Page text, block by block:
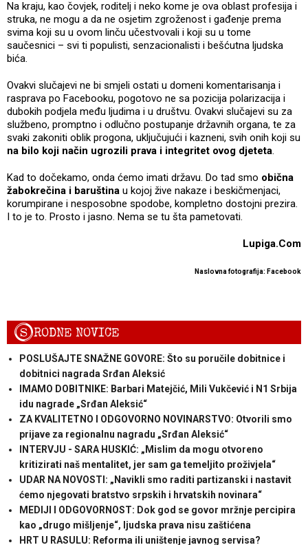
Na kraju, kao čovjek, roditelj i neko kome je ova oblast profesija i
struka, ne mogu a da ne osjetim zgroženost i gađenje prema
svima koji su u ovom linču učestvovali i koji su u tome
saučesnici – svi ti populisti, senzacionalisti i bešćutna ljudska
bića.
Ovakvi slučajevi ne bi smjeli ostati u domeni komentarisanja i
rasprava po Facebooku, pogotovo ne sa pozicija polarizacija i
dubokih podjela među ljudima i u društvu. Ovakvi slučajevi su za
službeno, promptno i odlučno postupanje državnih organa, te za
svaki zakoniti oblik progona, uključujući i kazneni, svih onih koji su
na bilo koji način ugrozili prava i integritet ovog djeteta.
Kad to dočekamo, onda ćemo imati državu. Do tad smo obična
žabokrečina i baruština u kojoj žive nakaze i beskičmenjaci,
korumpirane i nesposobne spodobe, kompletno dostojni prezira.
I to je to. Prosto i jasno. Nema se tu šta pametovati.
Lupiga.Com
Naslovna fotografija: Facebook
SRODNE NOVICE
POSLUŠAJTE SNAŽNE GOVORE: Što su poručile dobitnice i
dobitnici nagrada Srđan Aleksić
IMAMO DOBITNIKE: Barbari Matejčić, Mili Vukčević i N1 Srbija
idu nagrade „Srđan Aleksić“
ZA KVALITETNO I ODGOVORNO NOVINARSTVO: Otvorili smo
prijave za regionalnu nagradu „Srđan Aleksić“
INTERVJU - SARA HUSKIĆ: „Mislim da mogu otvoreno
kritizirati naš mentalitet, jer sam ga temeljito proživjela“
UDAR NA NOVOSTI: „Navikli smo raditi partizanski i nastavit
ćemo njegovati bratstvo srpskih i hrvatskih novinara“
MEDIJI I ODGOVORNOST: Dok god se govor mržnje percipira
kao „drugo mišljenje“, ljudska prava nisu zaštićena
HRT U RASULU: Reforma ili uništenje javnog servisa?